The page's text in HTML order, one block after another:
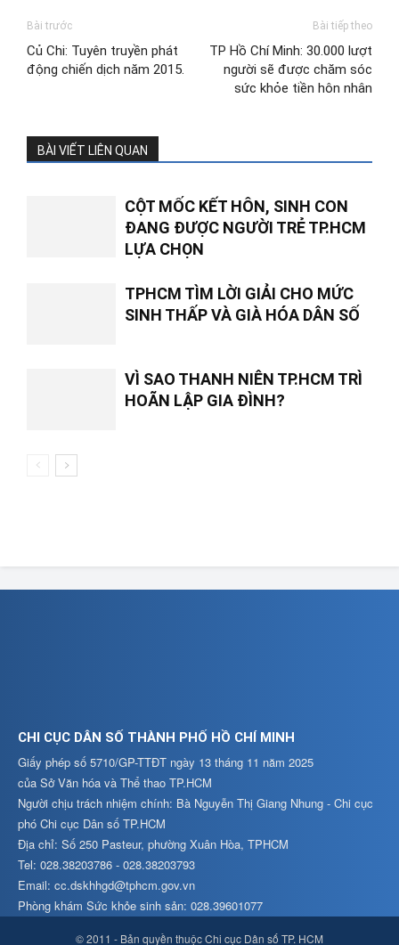
Bài trước
Củ Chi: Tuyên truyền phát
động chiến dịch năm 2015.
Bài tiếp theo
TP Hồ Chí Minh: 30.000 lượt
người sẽ được chăm sóc
sức khỏe tiền hôn nhân
BÀI VIẾT LIÊN QUAN
CỘT MỐC KẾT HÔN, SINH CON
ĐANG ĐƯỢC NGƯỜI TRẺ TP.HCM
LỰA CHỌN
TPHCM TÌM LỜI GIẢI CHO MỨC
SINH THẤP VÀ GIÀ HÓA DÂN SỐ
VÌ SAO THANH NIÊN TP.HCM TRÌ
HOÃN LẬP GIA ĐÌNH?
CHI CỤC DÂN SỐ THÀNH PHỐ HỒ CHÍ MINH
Giấy phép số 5710/GP-TTĐT ngày 13 tháng 11 năm 2025
của Sở Văn hóa và Thể thao TP.HCM
Người chịu trách nhiệm chính: Bà Nguyễn Thị Giang Nhung - Chi cục
phó Chi cục Dân số TP.HCM
Địa chỉ: Số 250 Pasteur, phường Xuân Hòa, TPHCM
Tel: 028.38203786 - 028.38203793
Email: cc.dskhhgd@tphcm.gov.vn
Phòng khám Sức khỏe sinh sản: 028.39601077
© 2011 - Bản quyền thuộc Chi cục Dân số TP. HCM